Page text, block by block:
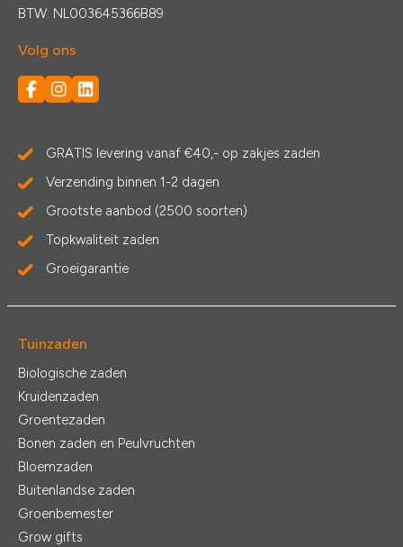
BTW: NL003645366B89
Volg ons
GRATIS levering vanaf €40,- op zakjes zaden
Verzending binnen 1-2 dagen
Grootste aanbod (2500 soorten)
Topkwaliteit zaden
Groeigarantie
Tuinzaden
Biologische zaden
Kruidenzaden
Groentezaden
Bonen zaden en Peulvruchten
Bloemzaden
Buitenlandse zaden
Groenbemester
Grow gifts